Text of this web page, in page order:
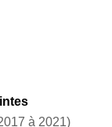
à 2021)